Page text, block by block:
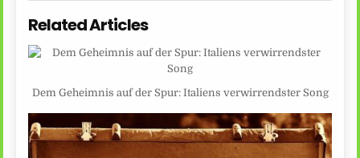
Related Articles
Dem Geheimnis auf der Spur: Italiens verwirrendster Song